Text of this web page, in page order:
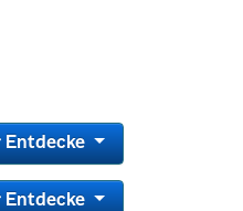
Entdecke
Entdecke